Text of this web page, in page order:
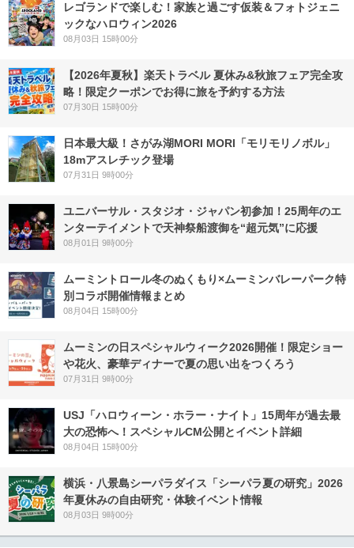
レゴランドで楽しむ！家族と過ごす仮装＆フォトジェニ
ックなハロウィン2026
08月03日 15時00分
【2026年夏秋】楽天トラベル 夏休み&秋旅フェア完全攻
略！限定クーポンでお得に旅を予約する方法
07月30日 15時00分
日本最大級！さがみ湖MORI MORI「モリモリノボル」
18mアスレチック登場
07月31日 9時00分
ユニバーサル・スタジオ・ジャパン初参加！25周年のエ
ンターテイメントで天神祭船渡御を“超元気”に応援
08月01日 9時00分
ムーミントロール冬のぬくもり×ムーミンバレーパーク特
別コラボ開催情報まとめ
08月04日 15時00分
ムーミンの日スペシャルウィーク2026開催！限定ショー
や花火、豪華ディナーで夏の思い出をつくろう
07月31日 9時00分
USJ「ハロウィーン・ホラー・ナイト」15周年が過去最
大の恐怖へ！スペシャルCM公開とイベント詳細
08月04日 15時00分
横浜・八景島シーパラダイス「シーパラ夏の研究」2026
年夏休みの自由研究・体験イベント情報
08月03日 9時00分